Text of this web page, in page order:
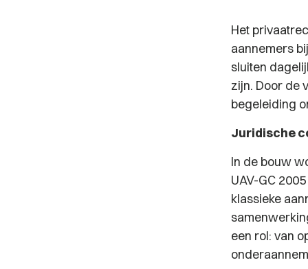
Het
aannemers
sluiten
zijn. Door de
begeleiding
Juridische
In de bouw
UAV-GC
klassieke
een rol: van